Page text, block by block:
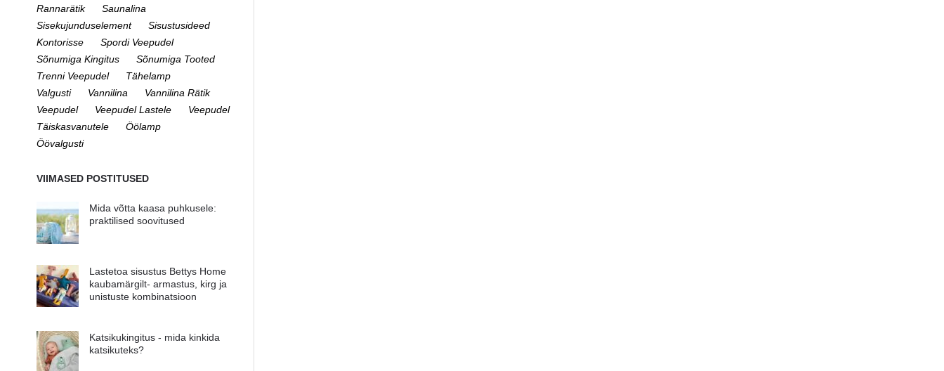
Rannarätik
Saunalina
Sisekujunduselement
Sisustusideed
Kontorisse
Spordi Veepudel
Sõnumiga Kingitus
Sõnumiga Tooted
Trenni Veepudel
Tähelamp
Valgusti
Vannilina
Vannilina Rätik
Veepudel
Veepudel Lastele
Veepudel
Täiskasvanutele
Öölamp
Öövalgusti
VIIMASED POSTITUSED
Mida võtta kaasa puhkusele:
praktilised soovitused
Lastetoa sisustus Bettys Home
kaubamärgilt- armastus, kirg ja
unistuste kombinatsioon
Katsikukingitus - mida kinkida
katsikuteks?